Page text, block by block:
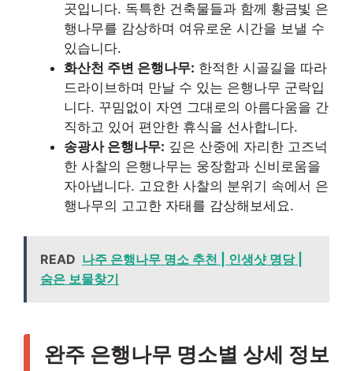
곳입니다. 독특한 건축물들과 함께 황금빛 은
행나무를 감상하며 여유로운 시간을 보낼 수
있습니다.
화산천 주변 은행나무: 한적한 시골길을 따라
드라이브하며 만날 수 있는 은행나무 군락입
니다. 꾸밈없이 자연 그대로의 아름다움을 간
직하고 있어 편안한 휴식을 선사합니다.
송광사 은행나무: 깊은 산중에 자리한 고즈넉
한 사찰의 은행나무는 웅장함과 신비로움을
자아냅니다. 고요한 사찰의 분위기 속에서 은
행나무의 고고한 자태를 감상해보세요.
READ 나주 은행나무 명소 추천 | 인생샷 명당 |
숨은 보물찾기
완주 은행나무 명소별 상세 정보